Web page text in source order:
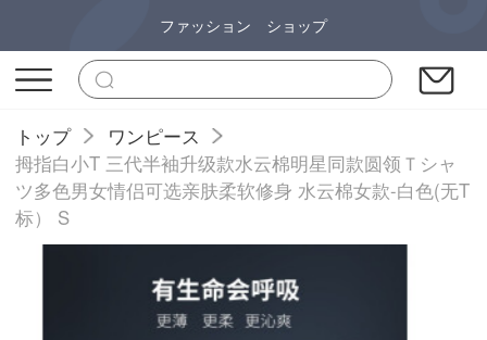
ファッション ショップ
トップ
ワンピース
拇指白小T 三代半袖升级款水云棉明星同款圆领Ｔシャ
ツ多色男女情侣可选亲肤柔软修身 水云棉女款-白色(无T
标） S